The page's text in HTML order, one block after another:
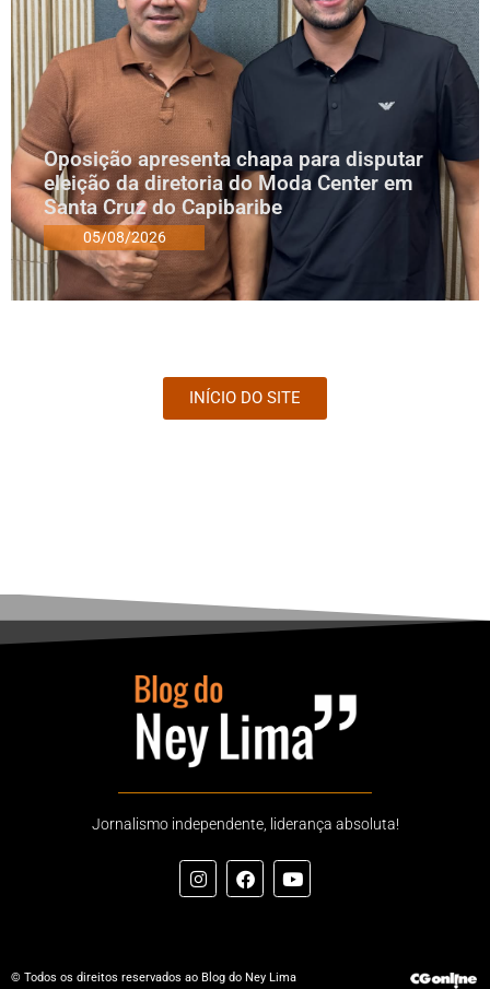
Oposição apresenta chapa para disputar
eleição da diretoria do Moda Center em
Santa Cruz do Capibaribe
05/08/2026
INÍCIO DO SITE
Jornalismo independente, liderança absoluta!
© Todos os direitos reservados ao Blog do Ney Lima